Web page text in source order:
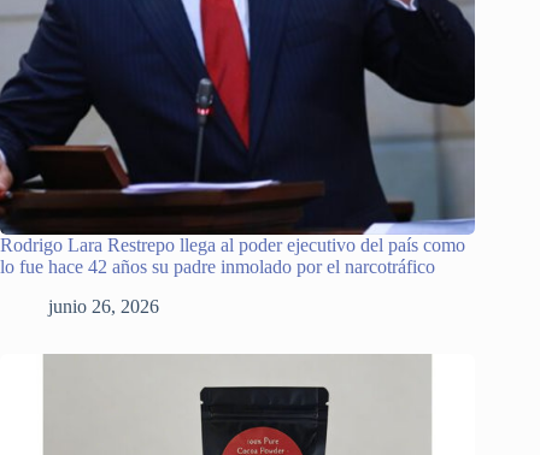
Rodrigo Lara Restrepo llega al poder ejecutivo del país como
lo fue hace 42 años su padre inmolado por el narcotráfico
junio 26, 2026